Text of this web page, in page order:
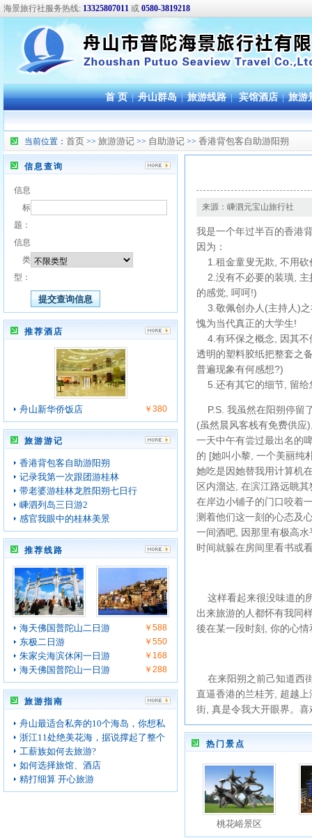
海景旅行社服务热线: 13325807011 或 0580-3819218
首 页 | 舟山群岛 | 旅游线路 | 宾馆酒店 | 旅游
当前位置： 首页 >> 旅游游记 >> 自助游记 >> 香港背包客自助游阳朔
信息查询
信息
标
题：
信息
类
型：
推荐酒店
舟山新华侨饭店 ￥380
旅游游记
香港背包客自助游阳朔
记录我第一次跟团游桂林
带老婆游桂林龙胜阳朔七日行
嵊泗列岛三日游2
感官我眼中的桂林美景
推荐线路
海天佛国普陀山二日游 ￥588
东极二日游 ￥550
朱家尖海滨休闲一日游 ￥168
海天佛国普陀山一日游 ￥288
旅游指南
舟山最适合私奔的10个海岛，你想私
浙江11处绝美花海，据说撑起了整个
工薪族如何去旅游?
如何选择旅馆、酒店
精打细算 开心旅游
来源：嵊泗元宝山旅行社
我是一个年过半百的香港
因为：
1.租金童叟无欺, 不用砍
2.没有不必要的装璜, 主
的感觉, 呵呵!)
3.敬佩创办人(主持人)之
愧为当代真正的大学生!
4.有环保之概念, 因其不
透明的塑料胶纸把整套之
普遍现象有何感想?)
5.还有其它的细节, 留给
P.S. 我虽然在阳朔停留
(虽然晨风客栈有免费供应
一天中午有尝过最出名的
的 [她叫小黎, 一个美丽纯
她吃是因她替我用计算机
区内溜达, 在滨江路远眺
在岸边小铺子的门口咬着
测着他们这一刻的心态及
一间酒吧, 因那里有极高
时间就躲在房间里看书或
这样看起来很没味道的
出来旅游的人都怀有我同
後在某一段时刻, 你的心
在来阳朔之前己知道西
直逼香港的兰桂芳, 超越
街, 真是令我大开眼界。
热门景点
桃花峪景区